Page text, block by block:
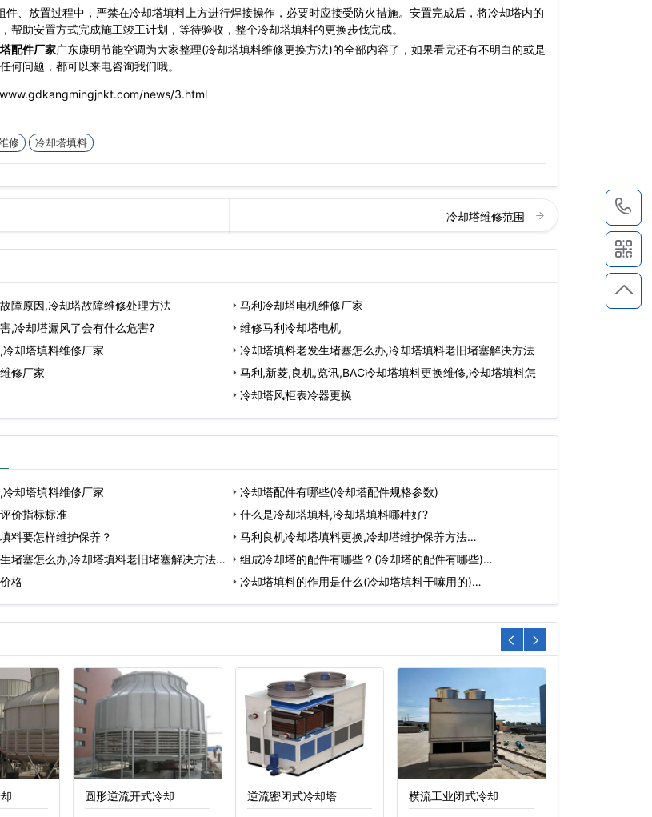
放置过程中，严禁在冷却塔填料上方进行焊接操作，必要时应接受防火措施。安置完成后，将冷却塔内的
帮助安置方式完成施工竣工计划，等待验收，整个冷却塔填料的更换步伐完成。
配件厂家广东康明节能空调为大家整理(冷却塔填料维修更换方法)的全部内容了，如果看完还有不明白的或是
何问题，都可以来电咨询我们哦。
news/3.html
修 冷却塔填料
冷却塔维修范围
障原因,冷却塔故障维修处理方法
马利冷却塔电机维修厂家
,冷却塔漏风了会有什么危害?
维修马利冷却塔电机
却塔填料维修厂家
冷却塔填料老发生堵塞怎么办,冷却塔填料老旧堵塞解决方法
修厂家
马利,新菱,良机,览讯,BAC冷却塔填料更换维修,冷却塔填料怎
冷却塔风柜表冷器更换
却塔填料维修厂家
冷却塔配件有哪些(冷却塔配件规格参数)
价指标标准
什么是冷却塔填料,冷却塔填料哪种好?
料要怎样维护保养？
马利良机冷却塔填料更换,冷却塔维护保养方法…
堵塞怎么办,冷却塔填料老旧堵塞解决方法…
组成冷却塔的配件有哪些？(冷却塔的配件有哪些)…
格
冷却塔填料的作用是什么(冷却塔填料干嘛用的)…
圆形逆流开式冷却 逆流密闭式冷却塔 横流工业闭式冷却